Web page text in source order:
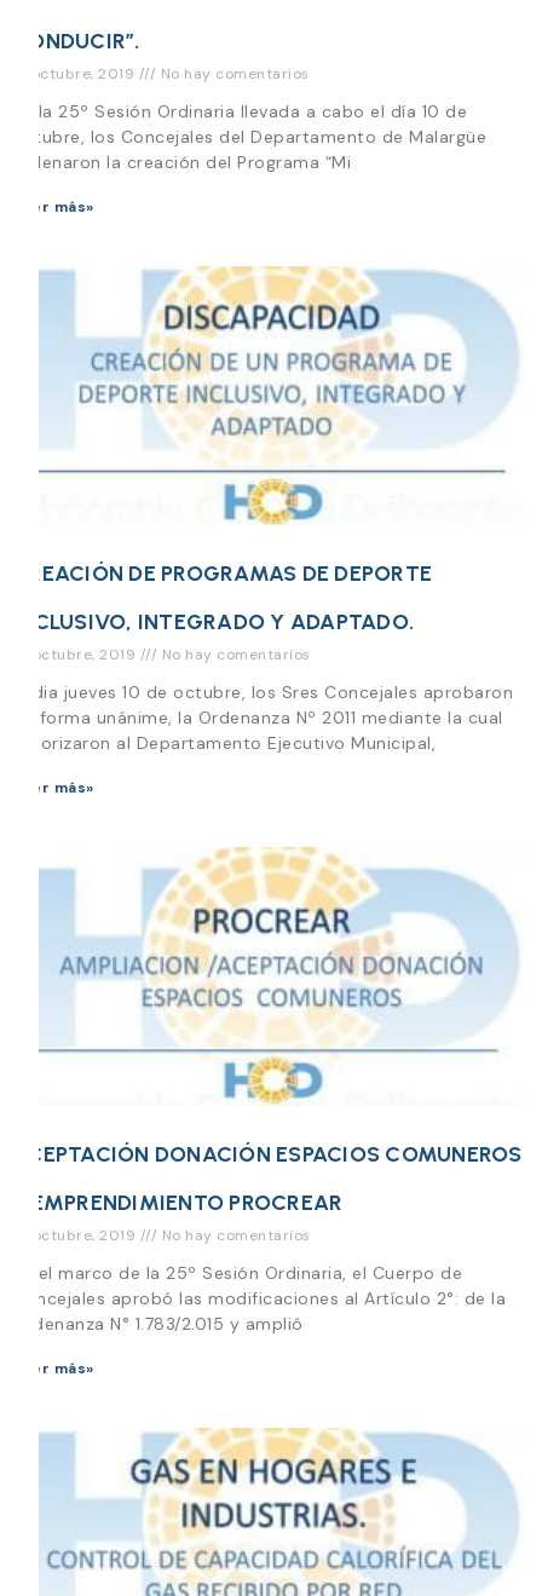
CONDUCIR”.
21 octubre, 2019 No hay comentarios
En la 25º Sesión Ordinaria llevada a cabo el día 10 de
octubre, los Concejales del Departamento de Malargüe
ordenaron la creación del Programa “Mi
Leer más»
CREACIÓN DE PROGRAMAS DE DEPORTE
INCLUSIVO, INTEGRADO Y ADAPTADO.
18 octubre, 2019 No hay comentarios
El dia jueves 10 de octubre, los Sres Concejales aprobaron
de forma unánime, la Ordenanza Nº 2011 mediante la cual
autorizaron al Departamento Ejecutivo Municipal,
Leer más»
ACEPTACIÓN DONACIÓN ESPACIOS COMUNEROS
– EMPRENDIMIENTO PROCREAR
18 octubre, 2019 No hay comentarios
En el marco de la 25º Sesión Ordinaria, el Cuerpo de
Concejales aprobó las modificaciones al Artículo 2°: de la
Ordenanza N° 1.783/2.015 y amplió
Leer más»